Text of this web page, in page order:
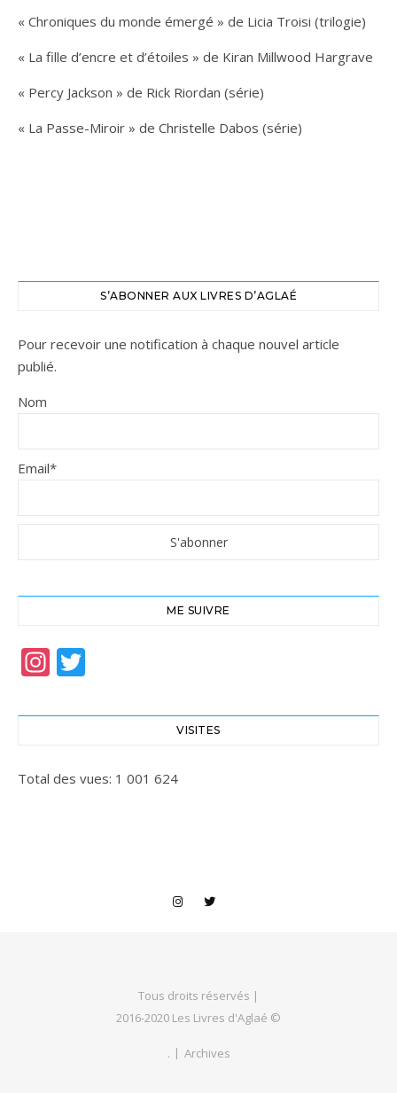
« Chroniques du monde émergé » de Licia Troisi (trilogie)
« La fille d’encre et d’étoiles » de Kiran Millwood Hargrave
« Percy Jackson » de Rick Riordan (série)
« La Passe-Miroir » de Christelle Dabos (série)
S’ABONNER AUX LIVRES D’AGLAÉ
Pour recevoir une notification à chaque nouvel article
publié.
Nom
Email*
ME SUIVRE
Instagram
VISITES
Total des vues: 1 001 624
Tous droits réservés |
2016-2020 Les Livres d'Aglaé ©
. Archives